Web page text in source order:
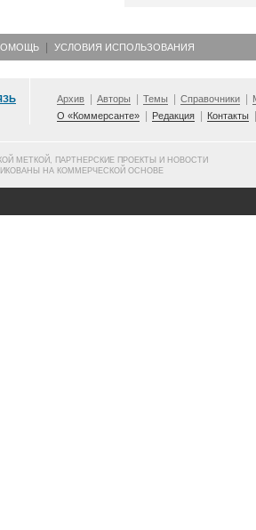
УСЛОВИЯ ИСПОЛЬЗОВАНИЯ
Архив Авторы Темы Справочники
О «Коммерсанте»
Редакция Контакты
МЕТКОЙ, ПАРТНЕРСКИЕ ПРОЕКТЫ И НОВОСТИ
НА КОММЕРЧЕСКОЙ ОСНОВЕ